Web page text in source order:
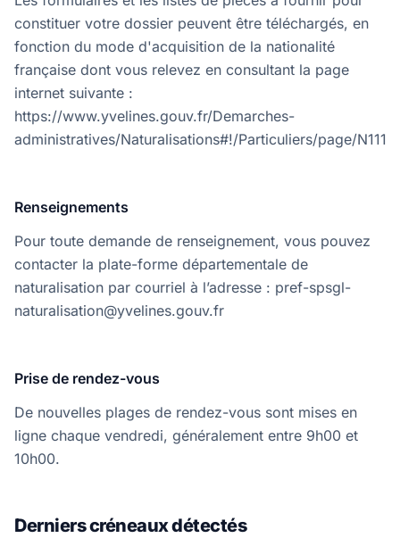
constituer votre dossier peuvent être téléchargés, en
fonction du mode d'acquisition de la nationalité
française dont vous relevez en consultant la page
internet suivante :
https://www.yvelines.gouv.fr/Demarches-
administratives/Naturalisations#!/Particuliers/page/N111
Renseignements
Pour toute demande de renseignement, vous pouvez
contacter la plate-forme départementale de
naturalisation par courriel à l’adresse : pref-spsgl-
naturalisation@yvelines.gouv.fr
Prise de rendez-vous
De nouvelles plages de rendez-vous sont mises en
ligne chaque vendredi, généralement entre 9h00 et
10h00.
Derniers créneaux détectés